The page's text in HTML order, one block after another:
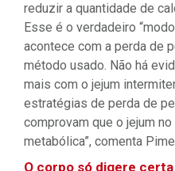
reduzir a quantidade de
Esse é o verdadeiro
acontece com a perda de
método usado. Não há
mais com o jejum
estratégias de perda de
comprovam que o jejum
metabólica”, comenta
O corpo só digere